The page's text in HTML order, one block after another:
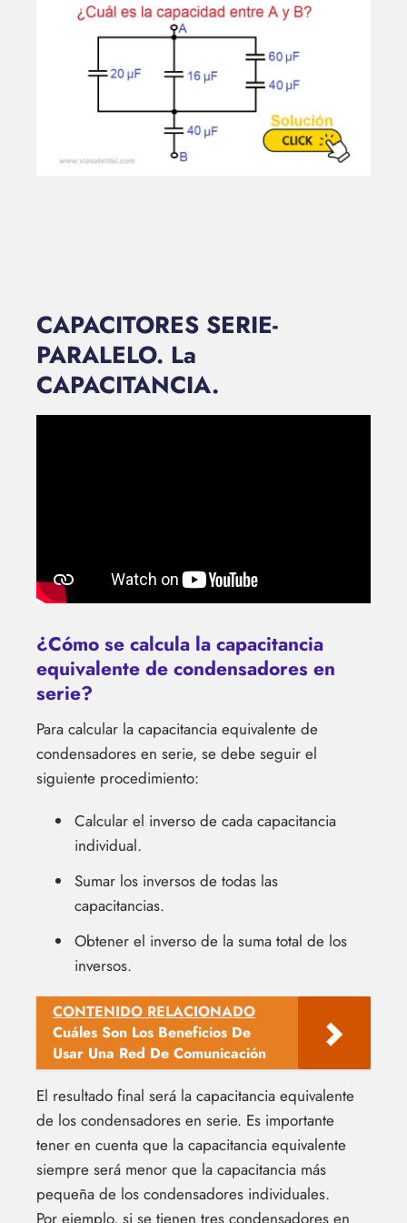
CAPACITORES SERIE-
PARALELO. La
CAPACITANCIA.
¿Cómo se calcula la capacitancia
equivalente de condensadores en
serie?
Para calcular la capacitancia equivalente de
condensadores en serie, se debe seguir el
siguiente procedimiento:
Calcular el inverso de cada capacitancia
individual.
Sumar los inversos de todas las
capacitancias.
Obtener el inverso de la suma total de los
inversos.
CONTENIDO RELACIONADO
Cuáles Son Los Beneficios De
Usar Una Red De Comunicación
El resultado final será la capacitancia equivalente
de los condensadores en serie. Es importante
tener en cuenta que la capacitancia equivalente
siempre será menor que la capacitancia más
pequeña de los condensadores individuales.
Por ejemplo, si se tienen tres condensadores en